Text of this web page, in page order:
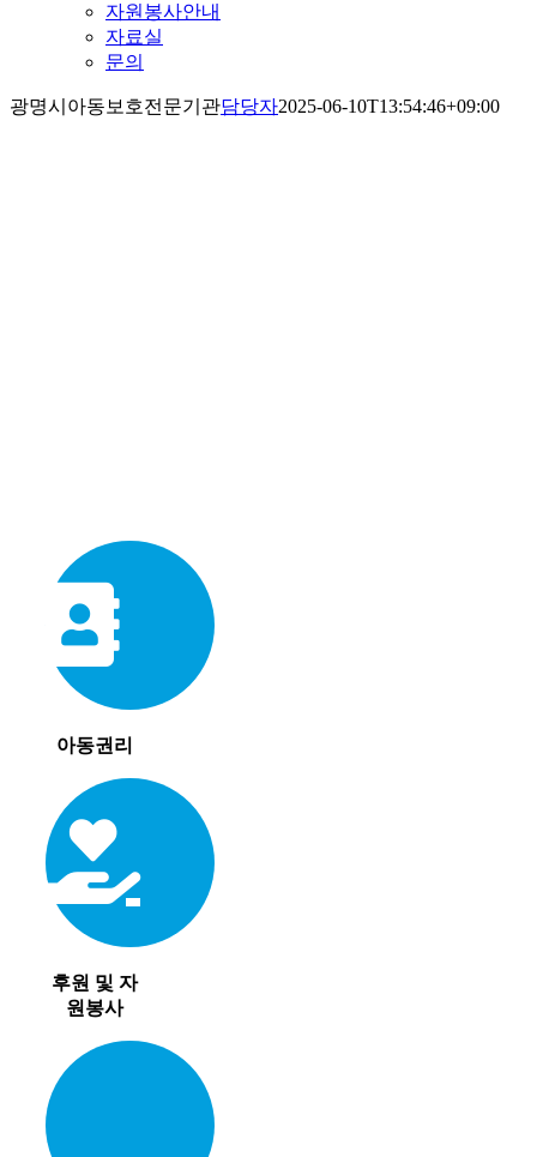
자원봉사안내
자료실
문의
광명시아동보호전문기관담당자2025-06-10T13:54:46+09:00
아동권리
후원 및 자
원봉사